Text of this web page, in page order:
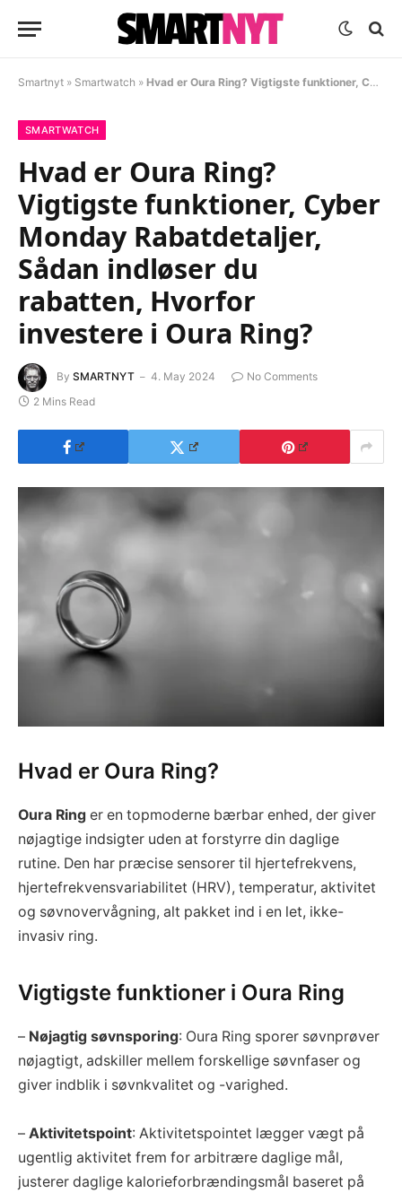
Smartnyt » Smartwatch » Hvad er Oura Ring? Vigtigste funktioner, Cyber Monday Rabatdetaljer, Sådan indløser du rabatten, Hvorfor investere i Oura Ring?
SMARTWATCH
Hvad er Oura Ring?
Vigtigste funktioner, Cyber
Monday Rabatdetaljer,
Sådan indløser du
rabatten, Hvorfor
investere i Oura Ring?
By SMARTNYT 4. May 2024
No Comments
2 Mins Read
Hvad er Oura Ring?
Oura Ring er en topmoderne bærbar enhed, der giver
nøjagtige indsigter uden at forstyrre din daglige
rutine. Den har præcise sensorer til hjertefrekvens,
hjertefrekvensvariabilitet (HRV), temperatur, aktivitet
og søvnovervågning, alt pakket ind i en let, ikke-
invasiv ring.
Vigtigste funktioner i Oura Ring
– Nøjagtig søvnsporing: Oura Ring sporer søvnprøver
nøjagtigt, adskiller mellem forskellige søvnfaser og
giver indblik i søvnkvalitet og -varighed.
– Aktivitetspoint: Aktivitetspointet lægger vægt på
ugentlig aktivitet frem for arbitrære daglige mål,
justerer daglige kalorieforbrændingsmål baseret på